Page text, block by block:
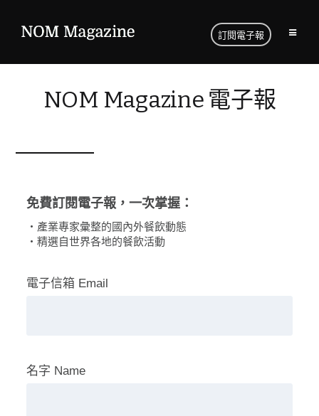
訂閱電子報
NOM Magazine 電子報
免費訂閱電子報，一次掌握：
・產業專家彙整的國內外餐飲動態
・精選自世界各地的餐飲活動
電子信箱 Email
名字 Name